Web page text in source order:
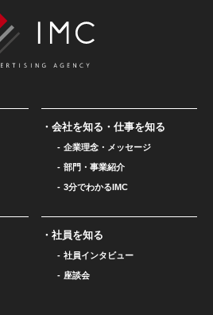
会社を知る・仕事を知る
企業理念・メッセージ
部門・事業紹介
3分でわかるIMC
社員を知る
社員インタビュー
座談会